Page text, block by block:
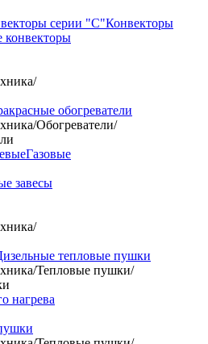
серии "С"Конвекторы
конвекторы
/
обогреватели
/Обогреватели/
Газовые
завесы
/
тепловые пушки
/Тепловые пушки/
нагрева